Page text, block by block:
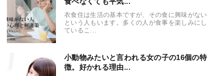
衣食住は生活の基本ですが、その食に興味がない
という人もいます。多くの人が食事を楽しみにし
ているこ...
小動物みたいと言われる女の子の16個の特
徴。好かれる理由...